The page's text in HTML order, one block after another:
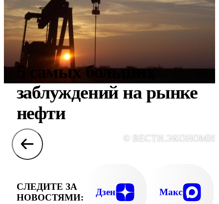
5 самых больших
заблуждений на рынке
нефти
©
СЛЕДИТЕ ЗА
НОВОСТЯМИ:
Дзен Макс